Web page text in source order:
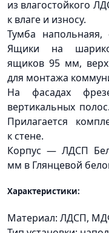
из влагостойкого
к влаге и износу.
Тумба
Ящики на
ящиков 95 мм,
для монтажа
На фасадах
вертикальных
Прилагается
к стене.
Корпус — ЛДСП
мм в Глянцевой
Характеристики:
Материал: ЛДСП,